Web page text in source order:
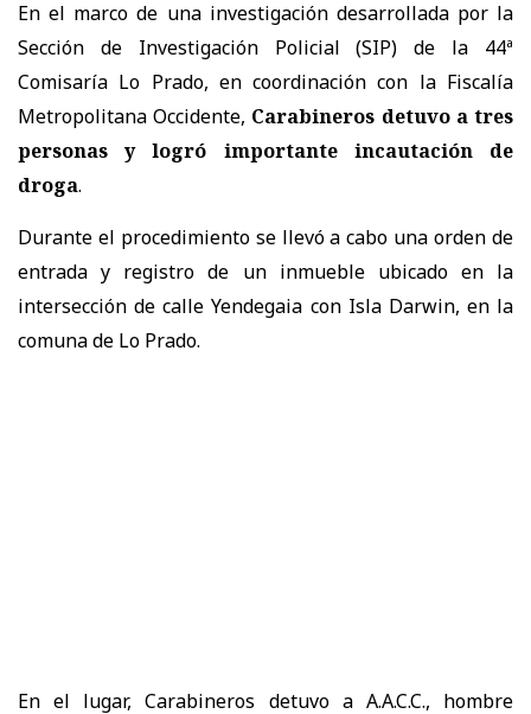
En el marco de una investigación desarrollada por la
Sección de Investigación Policial (SIP) de la 44ª
Comisaría Lo Prado, en coordinación con la Fiscalía
Metropolitana Occidente, Carabineros detuvo a tres
personas y logró importante incautación de
droga.
Durante el procedimiento se llevó a cabo una orden de
entrada y registro de un inmueble ubicado en la
intersección de calle Yendegaia con Isla Darwin, en la
comuna de Lo Prado.
En el lugar, Carabineros detuvo a A.A.C.C., hombre